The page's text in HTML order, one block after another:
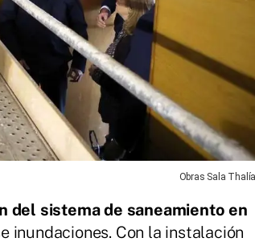
Obras Sala
del sistema de saneamiento en
inundaciones. Con la instalación